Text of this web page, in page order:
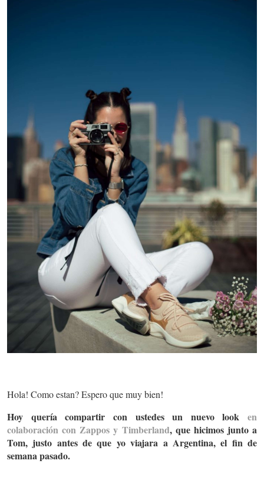
Hola! Como estan? Espero que muy bien!
Hoy quería compartir con ustedes un nuevo look en
colaboración con Zappos y Timberland, que hicimos junto a
Tom, justo antes de que yo viajara a Argentina, el fin de
semana pasado.